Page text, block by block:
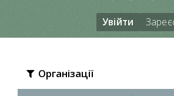
Увійти
Організації